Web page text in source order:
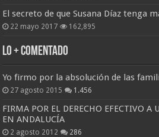
El secreto de que Susana Díaz tenga
22 mayo 2017 162,895
Lo + Comentado
Yo firmo por la absolución de las
27 agosto 2015 1.456
FIRMA POR EL DERECHO EFECTIVO
EN ANDALUCÍA
2 agosto 2012 286